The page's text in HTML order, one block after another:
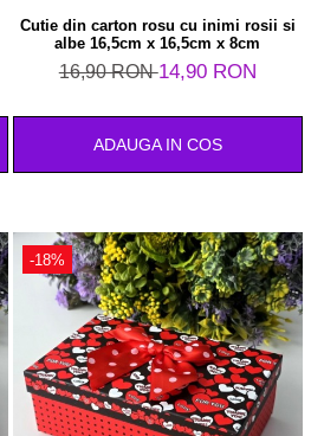
Cutie din carton rosu cu inimi rosii si
albe 16,5cm x 16,5cm x 8cm
16,90 RON14,90 RON
ADAUGA IN COS
-18%